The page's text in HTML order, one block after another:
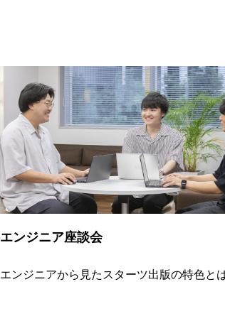
エンジニア座談会
エンジニアから見たスターツ出版の特色と